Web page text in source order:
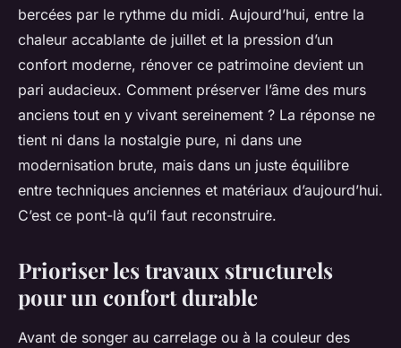
bercées par le rythme du midi. Aujourd’hui, entre la
chaleur accablante de juillet et la pression d’un
confort moderne, rénover ce patrimoine devient un
pari audacieux. Comment préserver l’âme des murs
anciens tout en y vivant sereinement ? La réponse ne
tient ni dans la nostalgie pure, ni dans une
modernisation brute, mais dans un juste équilibre
entre techniques anciennes et matériaux d’aujourd’hui.
C’est ce pont-là qu’il faut reconstruire.
Prioriser les travaux structurels
pour un confort durable
Avant de songer au carrelage ou à la couleur des